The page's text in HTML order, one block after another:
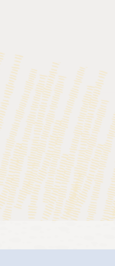
Platform, Standard Edition y
técnicas estándar para la